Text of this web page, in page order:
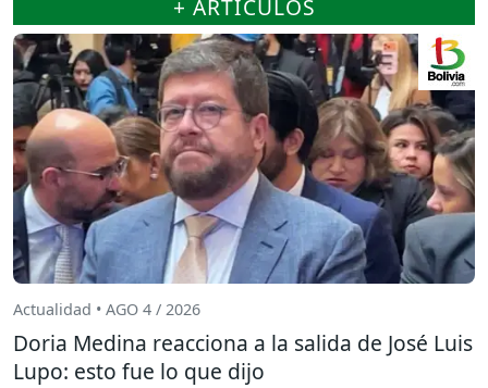
+ ARTÍCULOS
Actualidad • AGO 4 / 2026
Doria Medina reacciona a la salida de José Luis
Lupo: esto fue lo que dijo